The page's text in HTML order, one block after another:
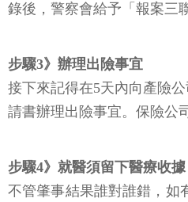
錄後，警察會給予「報案三
步驟3》辦理出險事宜
接下來記得在5天內向產險
請書辦理出險事宜。保險公
步驟4》就醫須留下醫療收據
不管肇事結果誰對誰錯，如